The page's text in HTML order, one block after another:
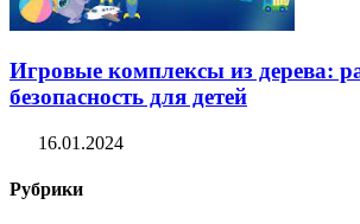
Игровые комплексы из дерева:
безопасность для детей
16.01.2024
Рубрики